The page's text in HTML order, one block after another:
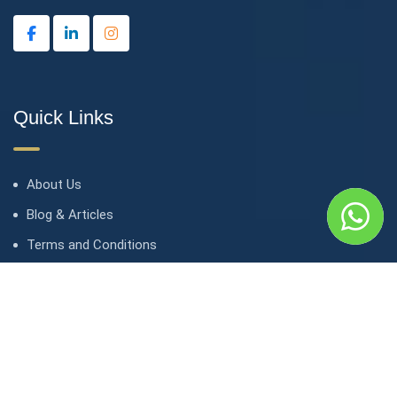
Quick Links
About Us
Blog & Articles
Terms and Conditions